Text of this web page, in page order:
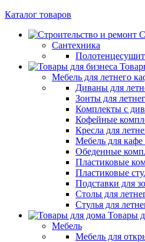
Каталог товаров
Сантехника
Мебель для летнего
Диваны для
Зонты для
Комплекты с
Кофейные
Кресла для
Мебель для кафе
Обеденные
Пластиковые
Пластиковые
Подставки для
Столы для
Стулья для
Товары
Мебель
Мебель для